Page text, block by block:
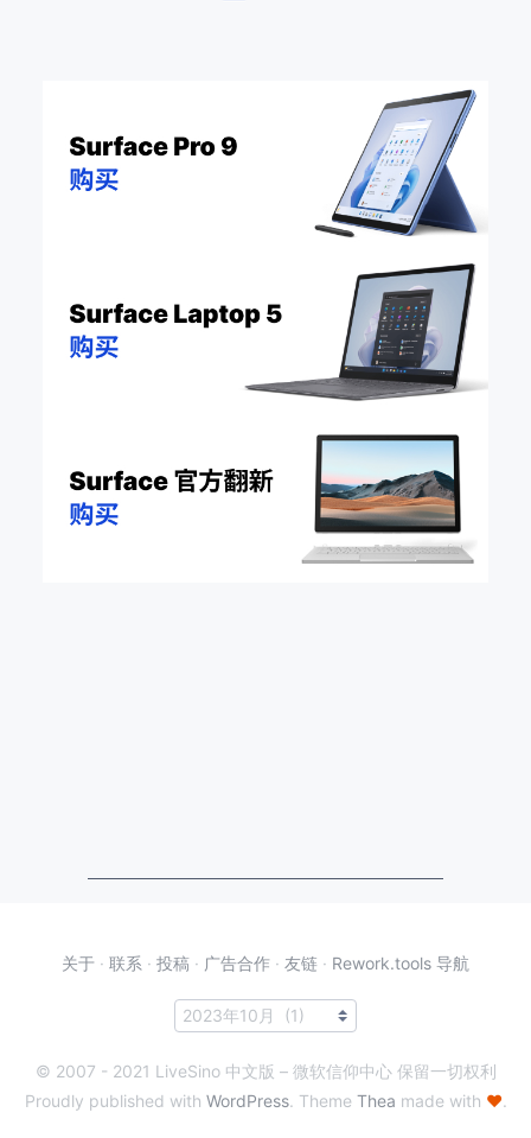
关于 · 联系 · 投稿 · 广告合作 · 友链 · Rework.tools 导航
© 2007 - 2021 LiveSino 中文版 – 微软信仰中心 保留一切权利
Proudly published with WordPress. Theme Thea made with ♥.